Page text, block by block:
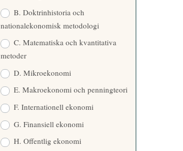
B. Doktrinhistoria och
nationalekonomisk metodologi
C. Matematiska och kvantitativa
metoder
D. Mikroekonomi
E. Makroekonomi och penningteori
F. Internationell ekonomi
G. Finansiell ekonomi
H. Offentlig ekonomi